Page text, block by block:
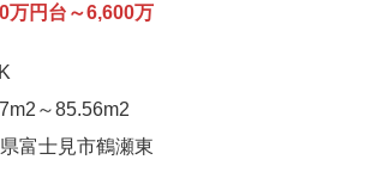
万円台～6,600万
2 ～85.56m2
富士見市鶴瀬東